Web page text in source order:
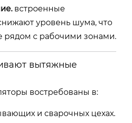
встроенные
уровень шума, что
рядом с рабочими зонами.
вытяжные
востребованы в:
и сварочных цехах.